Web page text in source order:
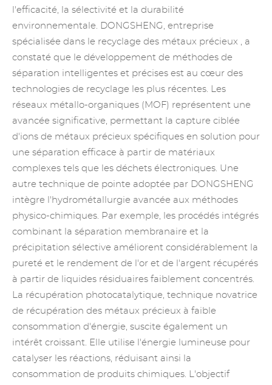
l'efficacité, la sélectivité et la durabilité
environnementale. DONGSHENG, entreprise
spécialisée dans le recyclage des métaux précieux , a
constaté que le développement de méthodes de
séparation intelligentes et précises est au cœur des
technologies de recyclage les plus récentes. Les
réseaux métallo-organiques (MOF) représentent une
avancée significative, permettant la capture ciblée
d'ions de métaux précieux spécifiques en solution pour
une séparation efficace à partir de matériaux
complexes tels que les déchets électroniques. Une
autre technique de pointe adoptée par DONGSHENG
intègre l'hydrométallurgie avancée aux méthodes
physico-chimiques. Par exemple, les procédés intégrés
combinant la séparation membranaire et la
précipitation sélective améliorent considérablement la
pureté et le rendement de l'or et de l'argent récupérés
à partir de liquides résiduaires faiblement concentrés.
La récupération photocatalytique, technique novatrice
de récupération des métaux précieux à faible
consommation d'énergie, suscite également un
intérêt croissant. Elle utilise l'énergie lumineuse pour
catalyser les réactions, réduisant ainsi la
consommation de produits chimiques. L'objectif